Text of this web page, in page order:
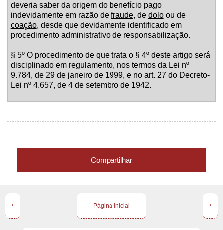
deveria saber da origem do benefício pago
indevidamente em razão de fraude, de doloou de
coação, desde que devidamente identificado em
procedimento administrativo de responsabilização.
§ 5º O procedimento de que trata o § 4º deste artigo será
disciplinado em regulamento, nos termos da Lei nº
9.784, de 29 de janeiro de 1999, e no art. 27 do Decreto-
Lei nº 4.657, de 4 desetembro de 1942.
Compartilhar
‹ ›
Página inicial